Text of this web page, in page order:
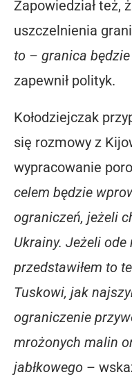
Zapowiedział też,
uszczelnienia
to – granica
zapewnił polityk.
Kołodziejczak
się rozmowy z
wypracowanie
celem będzie
ograniczeń, jeżeli
Ukrainy. Jeżeli ode
przedstawiłem to
Tuskowi, jak
ograniczenie
mrożonych malin
jabłkowego –